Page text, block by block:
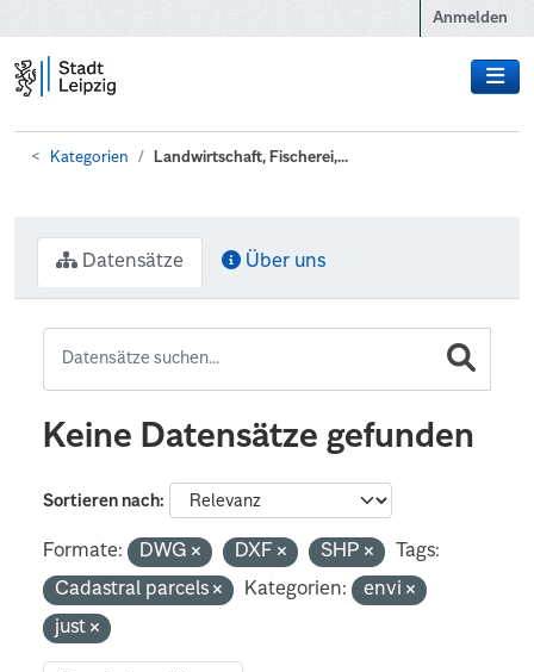
Anmelden
Kategorien Landwirtschaft, Fischerei,...
Datensätze Über uns
Keine Datensätze gefunden
Sortieren nach
Formate: DWG DXF SHP
Tags:
Cadastral parcels
Kategorien:
envi
just